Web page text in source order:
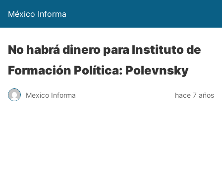
México Informa
No habrá dinero para Instituto de
Formación Política: Polevnsky
Mexico Informa hace 7 años